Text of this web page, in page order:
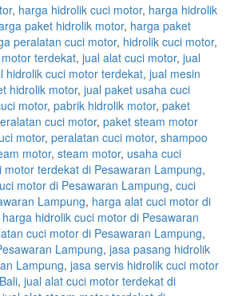
, harga hidrolik cuci motor, harga hidrolik
paket hidrolik motor, harga paket
peralatan cuci motor, hidrolik cuci motor,
terdekat, jual alat cuci motor, jual
hidrolik cuci motor terdekat, jual mesin
hidrolik motor, jual paket usaha cuci
motor, pabrik hidrolik motor, paket
cuci motor, paket steam motor
motor, peralatan cuci motor, shampoo
motor, steam motor, usaha cuci
motor terdekat di Pesawaran Lampung,
motor di Pesawaran Lampung, cuci
Lampung, harga alat cuci motor di
harga hidrolik cuci motor di Pesawaran
cuci motor di Pesawaran Lampung,
Lampung, jasa pasang hidrolik
Lampung, jasa servis hidrolik cuci motor
, jual alat cuci motor terdekat di